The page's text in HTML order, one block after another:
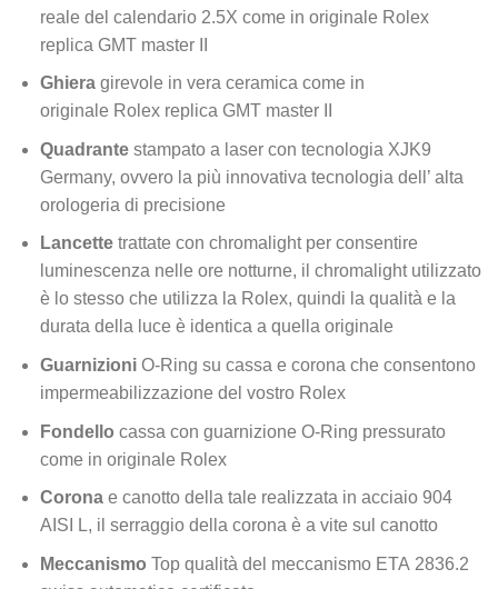
reale del calendario 2.5X come in originale Rolex
replica GMT master II
Ghieragirevole in vera ceramica come in
originale Rolex replica GMT master II
Quadrantestampato a laser con tecnologia XJK9
Germany, ovvero la più innovativa tecnologia dell’ alta
orologeria di precisione
Lancettetrattate con chromalight per consentire
luminescenza nelle ore notturne, il chromalight utilizzato
è lo stesso che utilizza la Rolex, quindi la qualità e la
durata della luce è identica a quella originale
GuarnizioniO-Ring su cassa e corona che consentono
impermeabilizzazione del vostro Rolex
Fondello cassa con guarnizione O-Ring pressurato
come in originale Rolex
Coronae canotto della tale realizzata in acciaio 904
AISI L, il serraggio della corona è a vite sul canotto
Meccanismo Top qualità del meccanismo ETA 2836.2